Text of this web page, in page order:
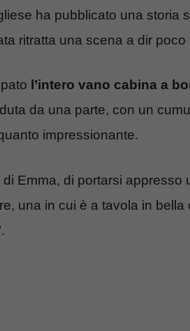
ha pubblicato una storia
ritratta una scena a dir
l’intero vano cabina a
da una parte, con un
impressionante.
Emma, di portarsi appresso
una in cui è a tavola in bella